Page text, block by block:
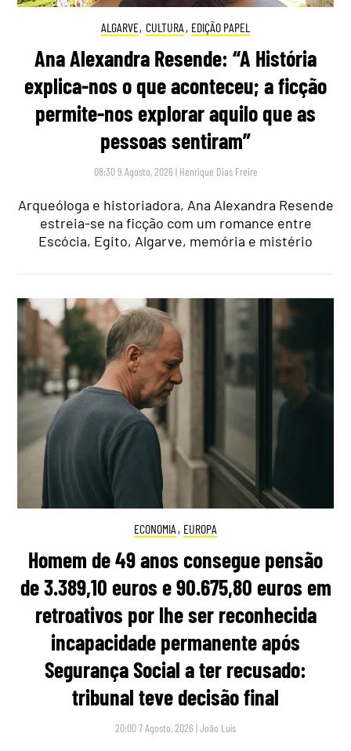
ALGARVE, CULTURA , EDIÇÃO PAPEL
Ana Alexandra Resende: “A História
explica-nos o que aconteceu; a ficção
permite-nos explorar aquilo que as
pessoas sentiram”
08:30 9 Agosto, 2026 | Henrique Dias Freire
Arqueóloga e historiadora, Ana Alexandra Resende
estreia-se na ficção com um romance entre
Escócia, Egito, Algarve, memória e mistério
ECONOMIA , EUROPA
Homem de 49 anos consegue pensão
de 3.389,10 euros e 90.675,80 euros em
retroativos por lhe ser reconhecida
incapacidade permanente após
Segurança Social a ter recusado:
tribunal teve decisão final
20:00 7 Agosto, 2026 |João Luís